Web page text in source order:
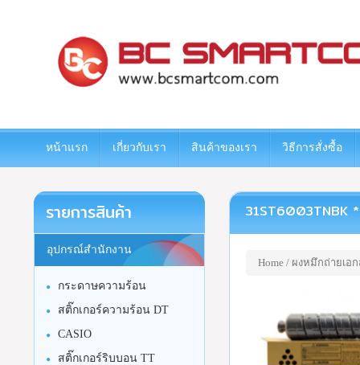
หน้าแรก เกี่ยวกับเรา สินค้าของเรา วิธีการสั่งซื้อ
31ST6003TNBK
Home/ ผงหมึกถ่ายเอก
รายการสินค้า
อุปกรณ์สำนักงาน
กระดาษความร้อน
สติ๊กเกอร์ความร้อน DT
CASIO
สติ๊กเกอร์ริบบอน TT